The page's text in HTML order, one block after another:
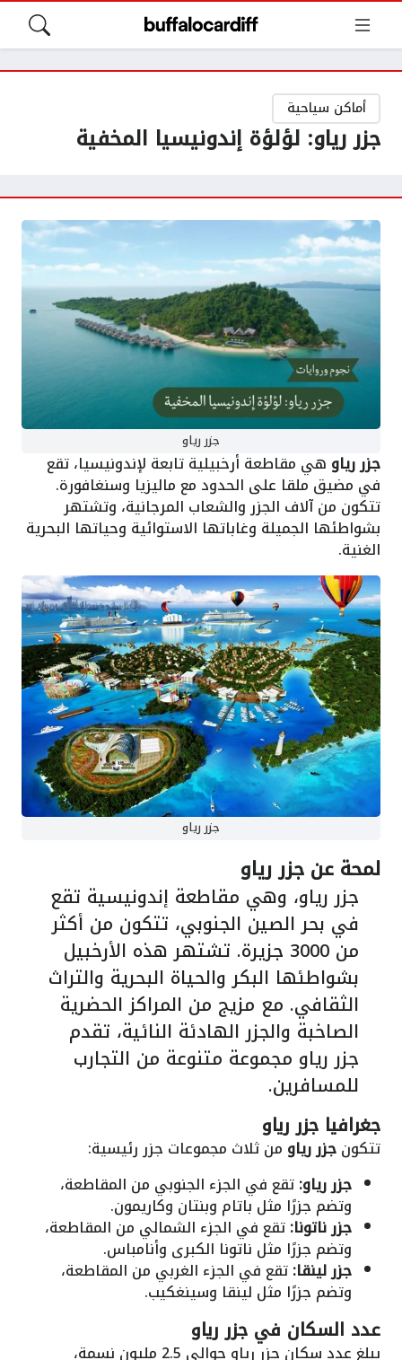
أماكن سياحية
جزر رياو: لؤلؤة إندونيسيا المخفية
جزر رياو
جزر رياو هي مقاطعة أرخبيلية تابعة لإندونيسيا، تقع
في مضيق ملقا على الحدود مع ماليزيا وسنغافورة.
تتكون من آلاف الجزر والشعاب المرجانية، وتشتهر
بشواطئها الجميلة وغاباتها الاستوائية وحياتها البحرية
الغنية.
جزر رياو
لمحة عن جزر رياو
جزر رياو، وهي مقاطعة إندونيسية تقع
في بحر الصين الجنوبي، تتكون من أكثر
من 3000 جزيرة. تشتهر هذه الأرخبيل
بشواطئها البكر والحياة البحرية والتراث
الثقافي. مع مزيج من المراكز الحضرية
الصاخبة والجزر الهادئة النائية، تقدم
جزر رياو مجموعة متنوعة من التجارب
للمسافرين.
جغرافيا جزر رياو
تتكونجزر رياو من ثلاث مجموعات جزر رئيسية:
جزر رياو:تقع في الجزء الجنوبي من المقاطعة،
وتضم جزرًا مثل باتام وبنتان وكاريمون.
جزر ناتونا:تقع في الجزء الشمالي من المقاطعة،
وتضم جزرًا مثل ناتونا الكبرى وأنامباس.
جزر لينقا:تقع في الجزء الغربي من المقاطعة،
وتضم جزرًا مثل لينقا وسينغكيب.
عدد السكان في جزر رياو
يبلغ عدد سكان جزر رياو حوالي 2.5 مليون نسمة،